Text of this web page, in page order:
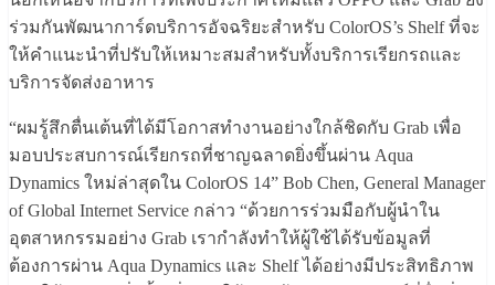
ร่วมกันพัฒนาการ์ดบริการอัจฉริยะสำหรับ ColorOS’s Shelf ที่จะ
ให้คำแนะนำที่ปรับให้เหมาะสมสำหรับทั้งบริการเรียกรถและ
บริการจัดส่งอาหาร
“ผมรู้สึกตื่นเต้นที่ได้มีโอกาสทำงานอย่างใกล้ชิดกับ Grab เพื่อ
มอบประสบการณ์เรียกรถที่ชาญฉลาดยิ่งขึ้นผ่าน Aqua
Dynamics ใหม่ล่าสุดใน ColorOS 14” Bob Chen, General Manager
of Global Internet Service กล่าว “ด้วยการร่วมมือกับผู้นำใน
อุตสาหกรรมอย่าง Grab เรากำลังทำให้ผู้ใช้ได้รับข้อมูลที่
ต้องการผ่าน Aqua Dynamics และ Shelf ได้อย่างมีประสิทธิภาพ